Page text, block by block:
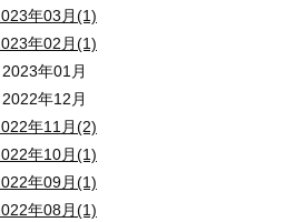
年03月(1)
年02月(1)
2023年01月
2022年12月
年11月(2)
年10月(1)
年09月(1)
年08月(1)
は上記ＭＡＰでは
」の北西側（左上側）のグレーの建物
い合わせは
５１
車場 』 （有料）がすぐ近くです。
は上記ＭＡＰでは
」の北西側（左上側）のグレーの建物
聴いただけます。
気軽にご参加ください。
ています！★★★
より、セミナー視聴が可能です！
スマホやＰＣでお手軽に、最新情報を入
い。）
い。）
の方は 【 メールアドレス 】 をお知らせ
宛にセミナー視聴用のご案内メールを
視聴 」 ボタンをクリックすると、
できます。